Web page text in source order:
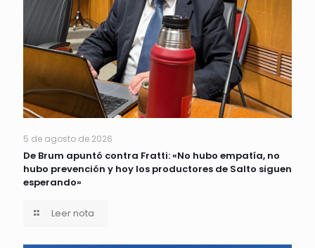
5 de agosto de 2026
De Brum apuntó contra Fratti: «No hubo empatía, no
hubo prevención y hoy los productores de Salto siguen
esperando»
Leer nota